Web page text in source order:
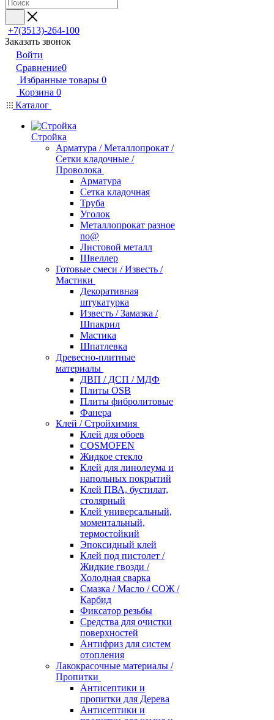
+7(3513)-264-100
Заказать звонок
Войти
Сравнение0
Избранные товары 0
Корзина 0
Каталог
Стройка
Арматура / Металлопрокат /
Сетки кладочные /
Проволока
Арматура
Сетка кладочная
Труба
Уголок
Металлопрокат разное
no@
Листовой металл
Швеллер
Готовые смеси / Известь /
Мастики
Декоративная
штукатурка
Известь / Замазка /
Шпакрил
Мастика
Шпатлевка
Древесно-плитные
материалы
ДВП / ДСП / МДФ
Плиты OSB
Плиты фибролитовые
Фанера
Клей / Стройхимия
Клей для обоев
COSMOFEN
Жидкое стекло
Клей для линолеума и
напольных покрытий
Клей ПВА, бустилат,
столярный
Клей универсальный,
моментальный,
термостойкий
Эпоксидный клей
Клей под пистолет /
Жидкие гвозди /
Холодная сварка
Смазка / Масло / СОЖ /
Карбид
Фиксатор резьбы
Средства для очистки
поверхностей
Антифриз для систем
отопления
Лакокрасочные материалы /
Пропитки
Антисептики и
пропитки для Дерева
Антисептики и